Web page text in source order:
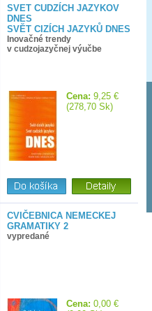
SVET CUDZÍCH JAZYKOV
DNES
SVĔT CIZÍCH JAZYKŮ DNES
Inovačné trendy
v cudzojazyčnej výučbe
Cena: 9,25 €
(278,70 Sk)
CVIČEBNICA NEMECKEJ
GRAMATIKY 2
vypredané
Cena: 0,00 €